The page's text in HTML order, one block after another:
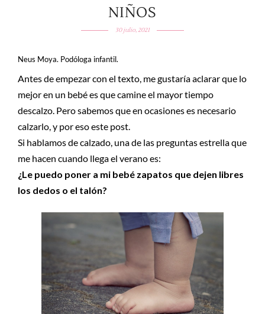
NIÑOS
30 julio, 2021
Neus Moya. Podóloga infantil.
Antes de empezar con el texto, me gustaría aclarar que lo
mejor en un bebé es que camine el mayor tiempo
descalzo. Pero sabemos que en ocasiones es necesario
calzarlo, y por eso este post.
Si hablamos de calzado, una de las preguntas estrella que
me hacen cuando llega el verano es:
¿Le puedo poner a mi bebé zapatos que dejen libres
los dedos o el talón?